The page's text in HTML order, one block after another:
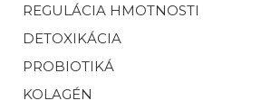
REGULÁCIA HMOTNOSTI
DETOXIKÁCIA
PROBIOTIKÁ
KOLAGÉN